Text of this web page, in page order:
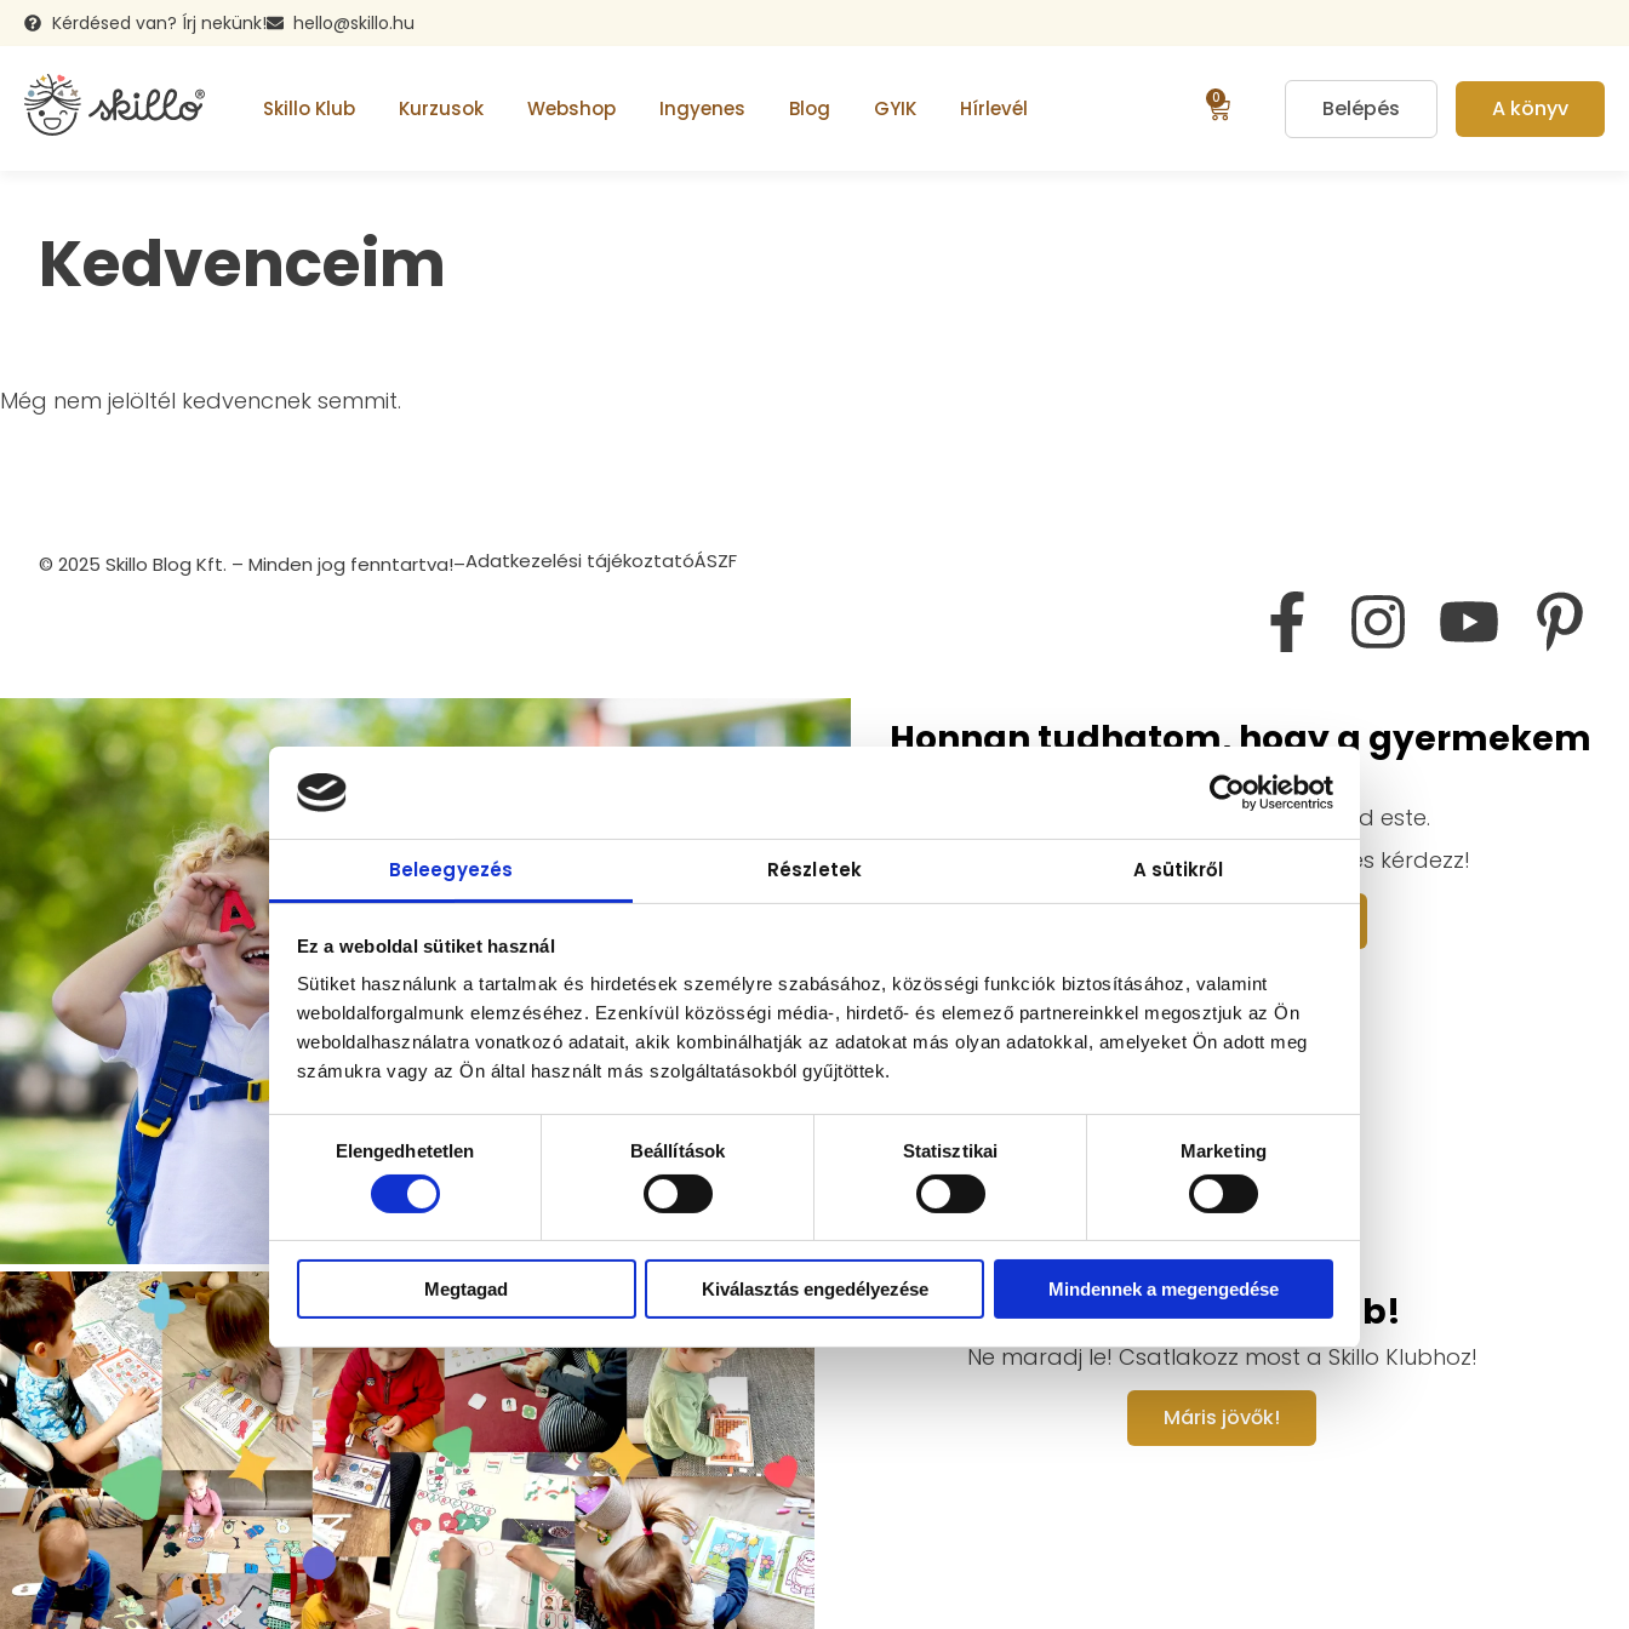
Beleegyezés Részletek A sütikről
Ez a weboldal sütiket használ
Sütiket használunk a tartalmak és hirdetések személyre szabásához, közösségi funkciók biztosításához, valamint
weboldalforgalmunk elemzéséhez. Ezenkívül közösségi média-, hirdető- és elemező partnereinkkel megosztjuk az Ön
weboldalhasználatra vonatkozó adatait, akik kombinálhatják az adatokat más olyan adatokkal, amelyeket Ön adott meg
számukra vagy az Ön által használt más szolgáltatásokból gyűjtöttek.
kiválasztásaElengedhetetlen Beállítások Statisztikai Marketing
Megtagad Kiválasztás engedélyezése Mindennek a megengedése
Kérdésed van? Írj nekünk! hello@skillo.hu
Skillo Klub Kurzusok Webshop Ingyenes Blog GYIK Hírlevél 0 Belépés A könyv
Kedvenceim
Még nem jelöltél kedvencnek semmit.
© 2025 Skillo Blog Kft. – Minden jog fenntartva!–Adatkezelési tájékoztatóÁSZF
Honnan tudhatom, hogy a gyermekem
iskolaérett?
Ingyenes online előadás kedd este.
Foglald le a helyed, csatlakozz és kérdezz!
Nyitva a Skillo Klub!
Ne maradj le! Csatlakozz most a Skillo Klubhoz!
Máris jövők!